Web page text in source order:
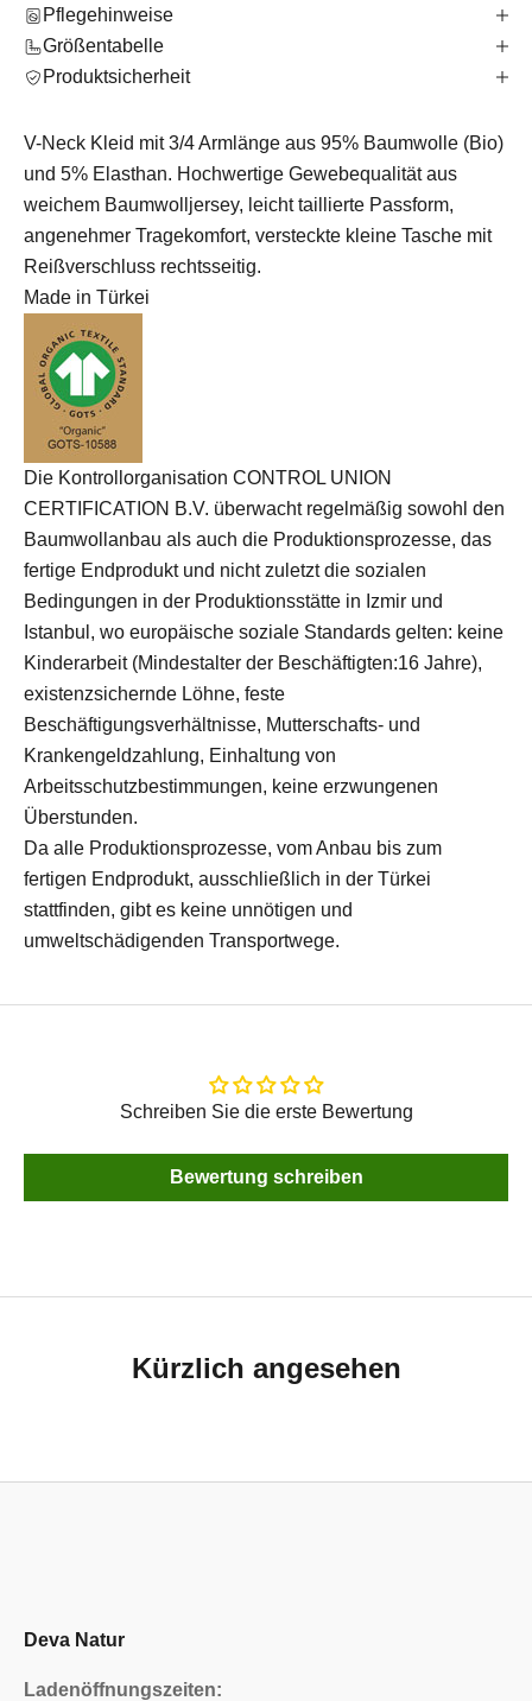
Pflegehinweise
Größentabelle
Produktsicherheit
V-Neck Kleid mit 3/4 Armlänge aus 95% Baumwolle (Bio)
und 5% Elasthan. Hochwertige Gewebequalität aus
weichem Baumwolljersey, leicht taillierte Passform,
angenehmer Tragekomfort, versteckte kleine Tasche mit
Reißverschluss rechtsseitig.
Made in Türkei
Die Kontrollorganisation CONTROL UNION
CERTIFICATION B.V. überwacht regelmäßig sowohl den
Baumwollanbau als auch die Produktionsprozesse, das
fertige Endprodukt und nicht zuletzt die sozialen
Bedingungen in der Produktionsstätte in Izmir und
Istanbul, wo europäische soziale Standards gelten: keine
Kinderarbeit (Mindestalter der Beschäftigten:16 Jahre),
existenzsichernde Löhne, feste
Beschäftigungsverhältnisse, Mutterschafts- und
Krankengeldzahlung, Einhaltung von
Arbeitsschutzbestimmungen, keine erzwungenen
Überstunden.
Da alle Produktionsprozesse, vom Anbau bis zum
fertigen Endprodukt, ausschließlich in der Türkei
stattfinden, gibt es keine unnötigen und
umweltschädigenden Transportwege.
Schreiben Sie die erste Bewertung
Bewertung schreiben
Kürzlich angesehen
Deva Natur
Ladenöffnungszeiten: